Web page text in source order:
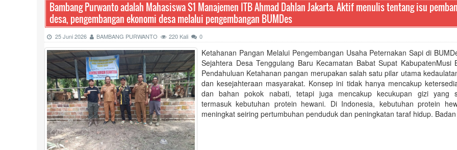
Bambang Purwanto adalah Mahasiswa S1 Manajemen ITB Ahmad Dahlan Jakarta. Aktif menulis tentang isu
desa, pengembangan ekonomi desa melalui pengembangan BUMDes
25 Juni 2026 BAMBANG PURWANTO 220 Kali 0
Ketahanan Pangan Melalui Pengembangan Usaha Peternakan Sapi di
Sejahtera Desa Tenggulang Baru Kecamatan Babat Supat KabupatenMusi
Pendahuluan Ketahanan pangan merupakan salah satu pilar utama
dan kesejahteraan masyarakat. Konsep ini tidak hanya mencakup
dan bahan pokok nabati, tetapi juga mencakup kecukupan gizi yang
termasuk kebutuhan protein hewani. Di Indonesia, kebutuhan protein
meningkat seiring pertumbuhan penduduk dan peningkatan taraf hidup.